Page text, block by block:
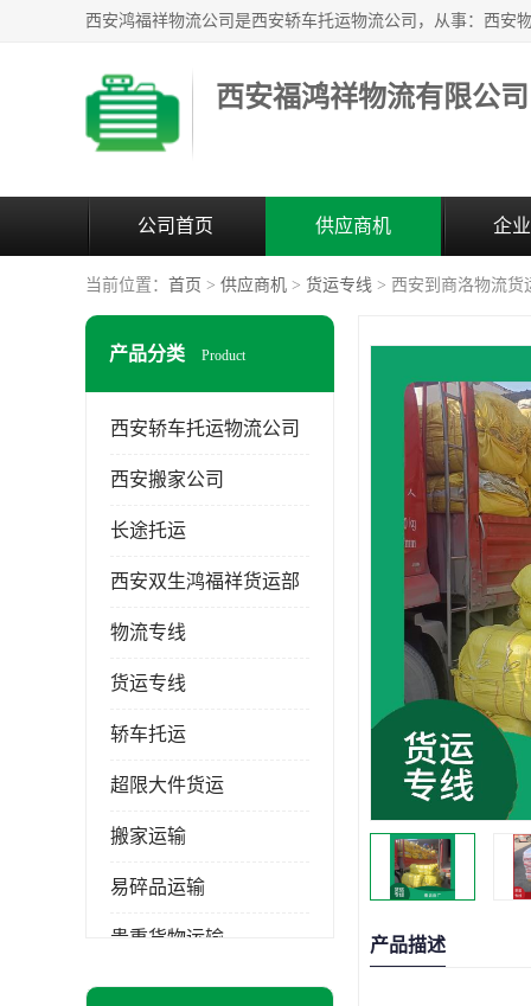
西安福鸿祥物流有限公司
公司首页 供应商机 企
当前位置： 首页 > 供应商机 > 货运专线 > 西安到商洛物流货
产品分类 Product
西安轿车托运物流公司
西安搬家公司
长途托运
西安双生鸿福祥货运部
物流专线
货运专线
轿车托运
超限大件货运
搬家运输
易碎品运输
贵重货物运输
普通货物
产品描述